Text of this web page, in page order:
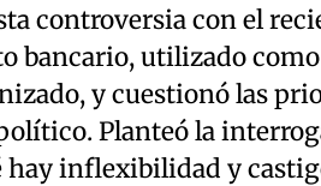
controversia con el
bancario, utilizado
y cuestionó las
Planteó la
hay inflexibilidad y